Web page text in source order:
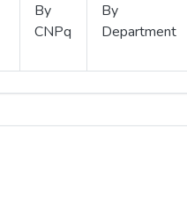
By
CNPq
By
Department